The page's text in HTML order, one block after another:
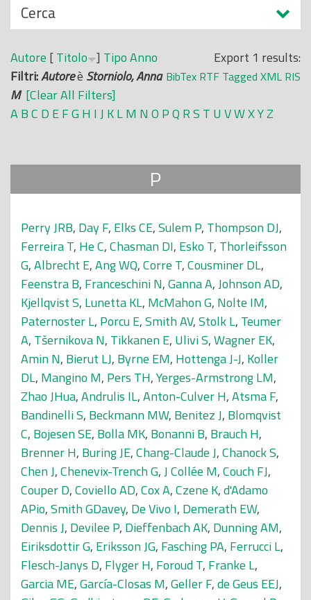
N
a
s
c
o
n
d
Cerca
Export 1 results:
BibTex RTF Tagged XML RIS
Autore [Titolo ] TipoAnno
Filtri:Autoreè Storniolo, Anna
M [Clear All Filters]
ABC D EFG H IJ KLM N O PQ RS T U VWXYZ
P
Perry JRB, Day F, Elks CE,Sulem P, Thompson DJ,
Ferreira T, He C,Chasman DI, Esko T, Thorleifsson
G,Albrecht E,Ang WQ,Corre T,Cousminer DL,
Feenstra B, Franceschini N,Ganna A,Johnson AD,
Kjellqvist S, Lunetta KL, McMahon G, Nolte IM,
Paternoster L, Porcu E,Smith AV,Stolk L, Teumer
A, Tšernikova N, Tikkanen E, Ulivi S,Wagner EK,
Amin N, Bierut LJ, Byrne EM, Hottenga J-J, Koller
DL, Mangino M, Pers TH,Yerges-Armstrong LM,
Zhao JHua,Andrulis IL,Anton-Culver H,Atsma F,
Bandinelli S, Beckmann MW, Benitez J, Blomqvist
C, Bojesen SE, Bolla MK, Bonanni B, Brauch H,
Brenner H, Buring JE,Chang-Claude J,Chanock S,
Chen J,Chenevix-Trench G,J Collée M,Couch FJ,
Couper D,Coviello AD,Cox A,Czene K,d'Adamo
APio,Smith GDavey, De Vivo I, Demerath EW,
Dennis J, Devilee P, Dieffenbach AK, Dunning AM,
Eiriksdottir G, Eriksson JG, Fasching PA, Ferrucci L,
Flesch-Janys D, Flyger H, Foroud T, Franke L,
Garcia ME,García-Closas M,Geller F,de Geus EEJ,